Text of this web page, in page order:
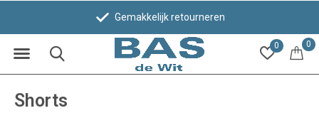
0 0
Gemakkelijk retourneren
Shorts